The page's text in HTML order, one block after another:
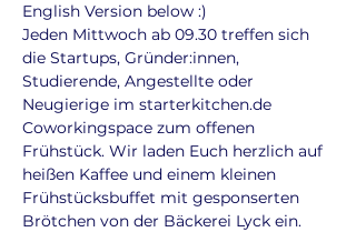
English Version below :)
Jeden Mittwoch ab 09.30 treffen sich
die Startups, Gründer:innen,
Studierende, Angestellte oder
Neugierige im starterkitchen.de
Coworkingspace zum offenen
Frühstück. Wir laden Euch herzlich auf
heißen Kaffee und einem kleinen
Frühstücksbuffet mit gesponserten
Brötchen von der Bäckerei Lyck ein.